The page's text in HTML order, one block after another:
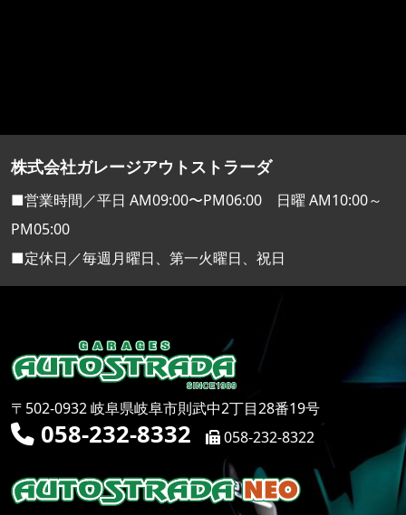
株式会社ガレージアウトストラーダ
■営業時間／平日 AM09:00〜PM06:00 日曜 AM10:00～
PM05:00
■定休日／毎週月曜日、第一火曜日、祝日
〒502-0932 岐阜県岐阜市則武中2丁目28番19号
058-232-8332 058-232-8322